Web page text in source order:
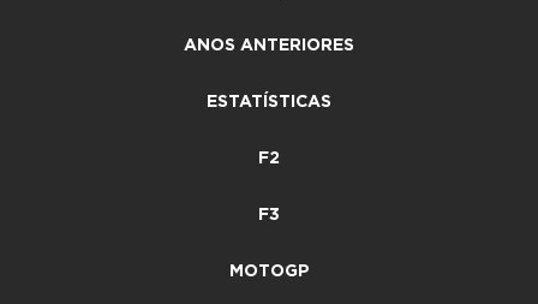
ANOS ANTERIORES
ESTATÍSTICAS
F2
F3
MOTOGP